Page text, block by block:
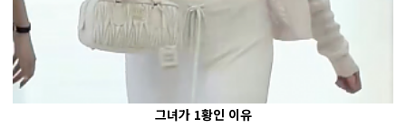
그녀가 1황인 이유